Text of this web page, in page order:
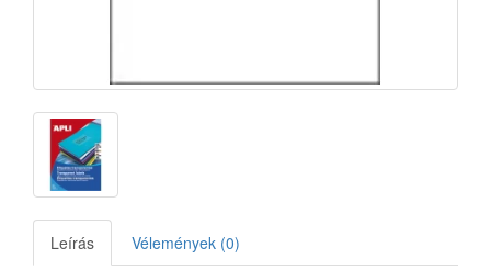
Leírás Vélemények (0)